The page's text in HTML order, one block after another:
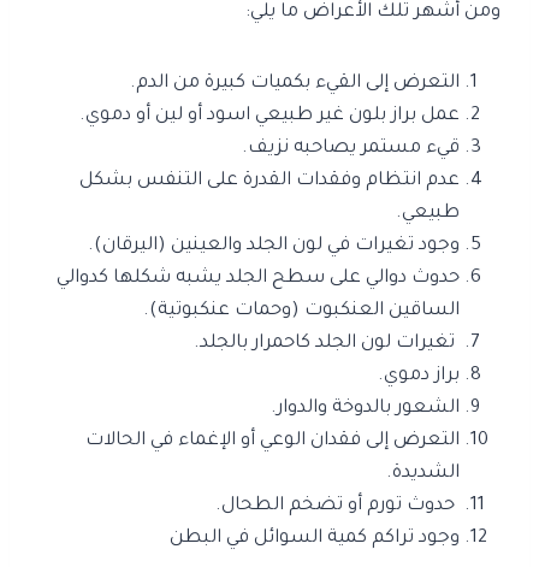
ومن أشهر تلك الأعراض ما يلي:
التعرض إلى القيء بكميات كبيرة من الدم.
عمل براز بلون غير طبيعي اسود أو لين أو دموي.
قيء مستمر يصاحبه نزيف.
عدم انتظام وفقدات القدرة على التنفس بشكل
طبيعي.
وجود تغيرات في لون الجلد والعينين (اليرقان).
حدوث دوالي على سطح الجلد يشبه شكلها كدوالي
الساقين العنكبوت (وحمات عنكبوتية).
تغيرات لون الجلد كاحمرار بالجلد.
براز دموي.
الشعور بالدوخة والدوار.
التعرض إلى فقدان الوعي أو الإغماء في الحالات
الشديدة.
حدوث تورم أو تضخم الطحال.
وجود تراكم كمية السوائل في البطن